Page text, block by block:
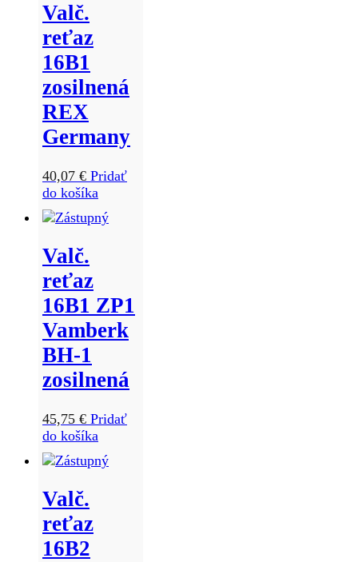
Valč.
reťaz
16B1
zosilnená
REX
Germany
40,07 € Pridať
do košíka
Valč.
reťaz
16B1 ZP1
Vamberk
BH-1
zosilnená
45,75 € Pridať
do košíka
Valč.
reťaz
16B2